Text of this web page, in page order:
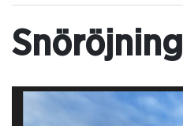
Snöröjning